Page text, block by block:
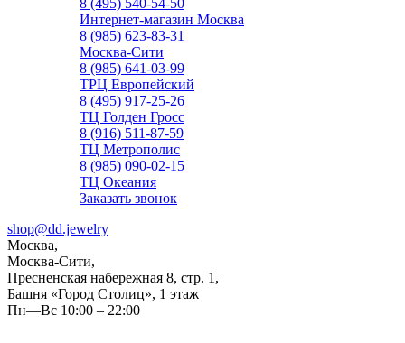
8 (495) 540-54-50
Интернет-магазин Москва
8 (985) 623-83-31
Москва-Сити
8 (985) 641-03-99
ТРЦ Европейский
8 (495) 917-25-26
ТЦ Голден Гросс
8 (916) 511-87-59
ТЦ Метрополис
8 (985) 090-02-15
ТЦ Океания
Заказать звонок
shop@dd.jewelry
Москва,
Москва-Сити,
Пресненская набережная 8, стр. 1,
Башня «Город Столиц», 1 этаж
Пн—Вс 10:00 – 22:00